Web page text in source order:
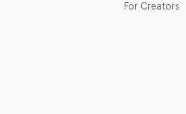
For Creators